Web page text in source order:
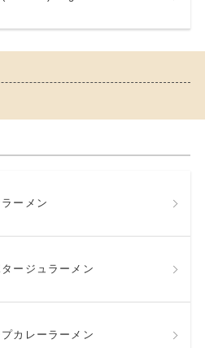
ーメン
ージュラーメン
カレーラーメン